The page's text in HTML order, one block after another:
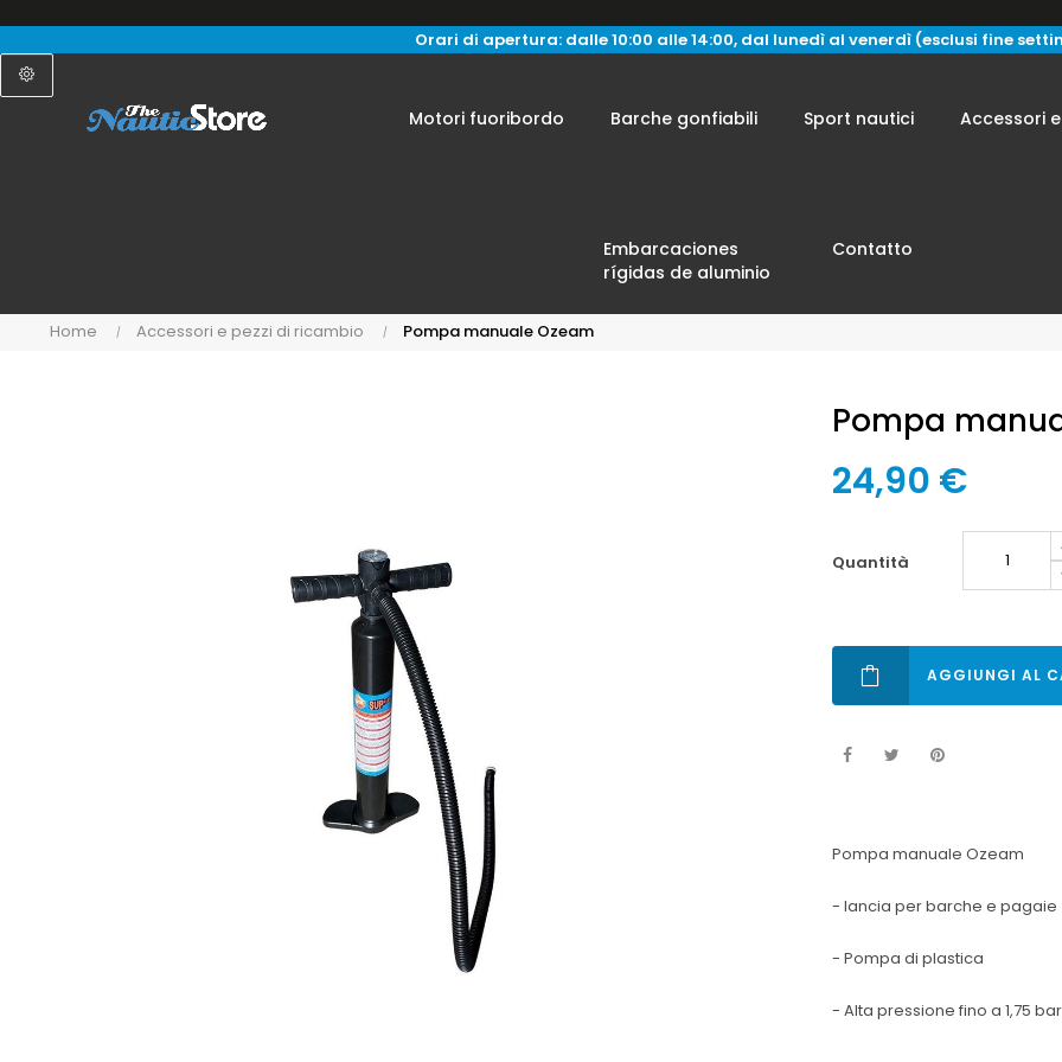
Orari di apertura: dalle 10:00 alle 14:00, dal lunedì al venerdì (esclusi fine
Motori fuoribordo Barche gonfiabili Sport nautici Accessori
Embarcaciones
rígidas de aluminio
Contatto
Home Accessori e pezzi di ricambio Pompa manuale Ozeam
Pompa
24,90 €
quantità
AGGIUNGI AL
Pompa manuale Ozeam
- lancia per barche e pagaie
- Pompa di plastica
- Alta pressione fino a 1,75 bar